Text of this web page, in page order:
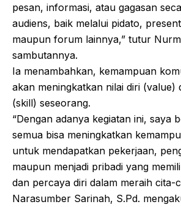
pesan, informasi, atau gagasan
audiens, baik melalui pidato,
maupun forum lainnya,” tutur
sambutannya.
Ia menambahkan, kemampuan
akan meningkatkan nilai diri (value)
(skill) seseorang.
“Dengan adanya kegiatan ini, saya
semua bisa meningkatkan
untuk mendapatkan pekerjaan,
maupun menjadi pribadi yang
dan percaya diri dalam meraih cita-
Narasumber Sarinah, S.Pd.